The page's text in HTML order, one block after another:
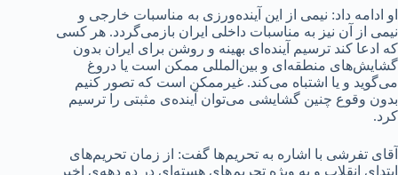
او ادامه داد: نیمی از این آینده‌ورزی به مناسبات خارجی و
نیمی از آن نیز به مناسبات داخلی ایران بازمی‌گردد. هر کسی
که ادعا کند ترسیم آینده‌ای بهینه و روشن برای ایران بدون
گشایش‌های منطقه‌ای و بین‌المللی ممکن است یا دروغ
می‌گوید و یا اشتباه می‌کند. غیرممکن است که تصور کنیم
بدون وقوع چنین گشایشی می‌توان آینده‌ی مثبتی را ترسیم
کرد.
آقای تفرشی با اشاره به تحریم‌ها گفت: از زمان تحریم‌های
ابتدای انقلاب و به ویژه تحریم‌های هسته‌ای در دو دهه‌ی اخیر